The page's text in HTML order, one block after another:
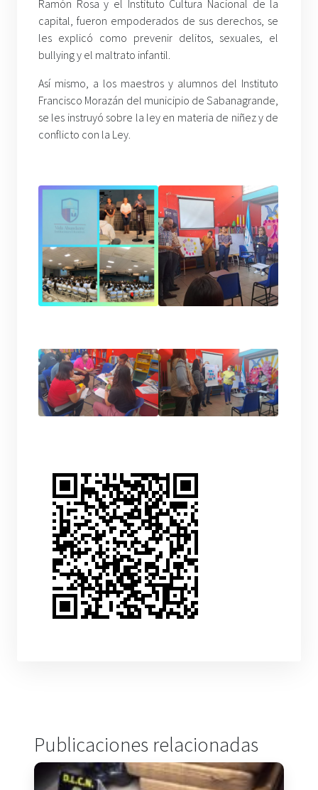
Ramón Rosa y el Instituto Cultura Nacional de la
capital, fueron empoderados de sus derechos, se
les explicó como prevenir delitos, sexuales, el
bullying y el maltrato infantil.
Así mismo, a los maestros y alumnos del Instituto
Francisco Morazán del municipio de Sabanagrande,
se les instruyó sobre la ley en materia de niñez y de
conflicto con la Ley.
Publicaciones relacionadas